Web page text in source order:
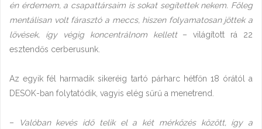
én érdemem, a csapattársaim is sokat segítettek nekem. Főleg
mentálisan volt fárasztó a meccs, hiszen folyamatosan jöttek a
lövések, így végig koncentrálnom kellett– világított rá 22
esztendős cerberusunk.
Az egyik fél harmadik sikeréig tartó párharc hétfőn 18 órától a
DESOK-ban folytatódik, vagyis elég sűrű a menetrend.
– Valóban kevés idő telik el a két mérkőzés között, így a